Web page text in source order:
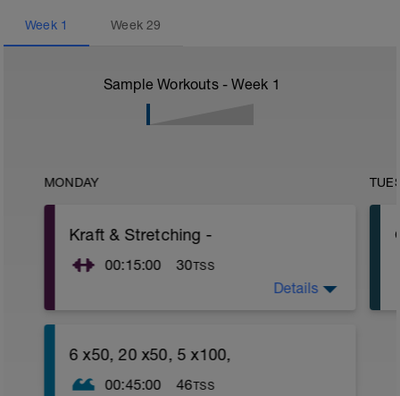
Week 1 Week29
Sample Workouts - Week 1
MONDAY
Kraft & Stretching -
00:15:00 30TSS
Details
6 x50, 20 x50, 5 x100,
00:45:00 46TSS